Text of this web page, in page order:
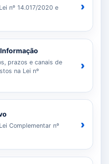
nº 14.017/2020 e
›
prazos e canais de
na Lei nº
›
Complementar nº
›